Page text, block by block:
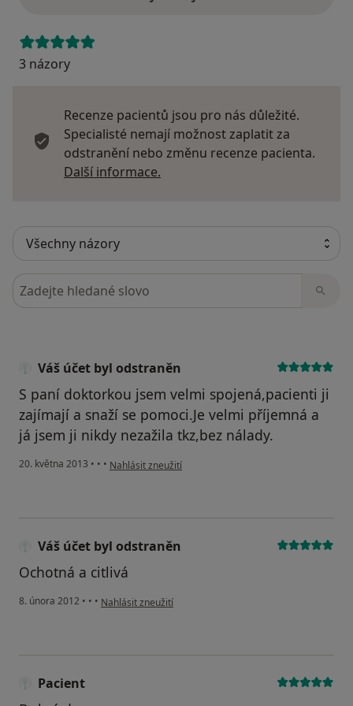
3 názory
Recenze pacientů jsou pro nás důležité.
Specialisté nemají možnost zaplatit za
odstranění nebo změnu recenze pacienta.
Další informace.
Hledejte v názorech
Váš účet byl odstraněn
S paní doktorkou jsem velmi spojená,pacienti ji
zajímají a snaží se pomoci.Je velmi příjemná a
já jsem ji nikdy nezažila tkz,bez nálady.
20. května 2013 • • • podle názoru uživatele Váš účet byl odstraněn
Nahlásit zneužití
Váš účet byl odstraněn
Ochotná a citlivá
8. února 2012 • • • podle názoru uživatele Váš účet byl odstraněn
Nahlásit zneužití
Pacient